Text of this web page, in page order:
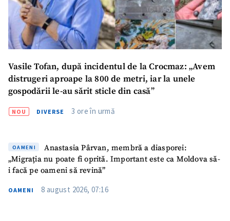
Vasile Tofan, după incidentul de la Crocmaz: „Avem
distrugeri aproape la 800 de metri, iar la unele
gospodării le-au sărit sticle din casă”
NOU DIVERSE 3 ore în urmă
OAMENI
Anastasia Pârvan, membră a diasporei:
„Migrația nu poate fi oprită. Important este ca Moldova să-
i facă pe oameni să revină”
OAMENI 8 august 2026, 07:16